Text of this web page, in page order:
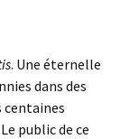
. Une éternelle
dans des
centaines
public de ce